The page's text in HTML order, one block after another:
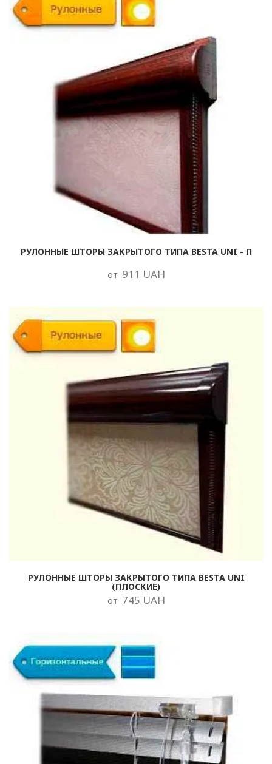
РУЛОННЫЕ ШТОРЫ ЗАКРЫТОГО ТИПА BESTA UNI - П
от 911 UAH
РУЛОННЫЕ ШТОРЫ ЗАКРЫТОГО ТИПА BESTA UNI
(ПЛОСКИЕ)
от 745 UAH